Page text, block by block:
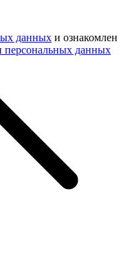
данных и ознакомлен
персональных данных